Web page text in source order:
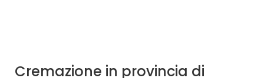
Cremazione in provincia di